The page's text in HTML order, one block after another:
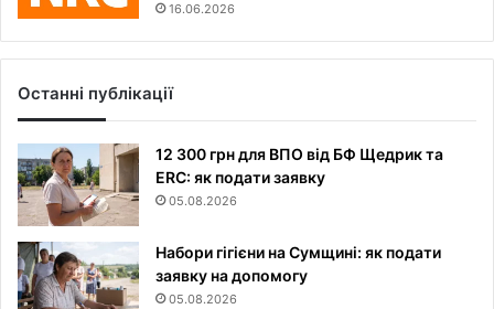
16.06.2026
Останні публікації
12 300 грн для ВПО від БФ Щедрик та
ERC: як подати заявку
05.08.2026
Набори гігієни на Сумщині: як подати
заявку на допомогу
05.08.2026